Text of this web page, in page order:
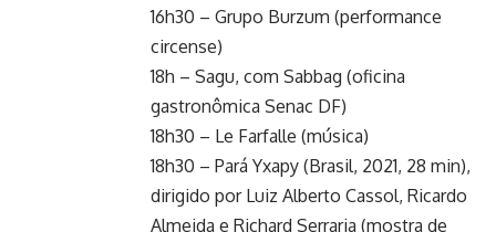
16h30 – Grupo Burzum (performance
circense)
18h – Sagu, com Sabbag (oficina
gastronômica Senac DF)
18h30 – Le Farfalle (música)
18h30 – Pará Yxapy (Brasil, 2021, 28 min),
dirigido por Luiz Alberto Cassol, Ricardo
Almeida e Richard Serraria (mostra de